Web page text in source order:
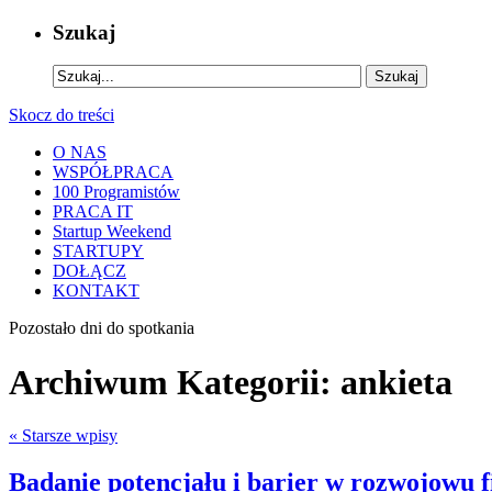
Szukaj
Skocz do treści
O NAS
WSPÓŁPRACA
100 Programistów
PRACA IT
Startup Weekend
STARTUPY
DOŁĄCZ
KONTAKT
Pozostało dni do spotkania
Archiwum Kategorii: ankieta
« Starsze wpisy
Badanie potencjału i barier w rozwojowu